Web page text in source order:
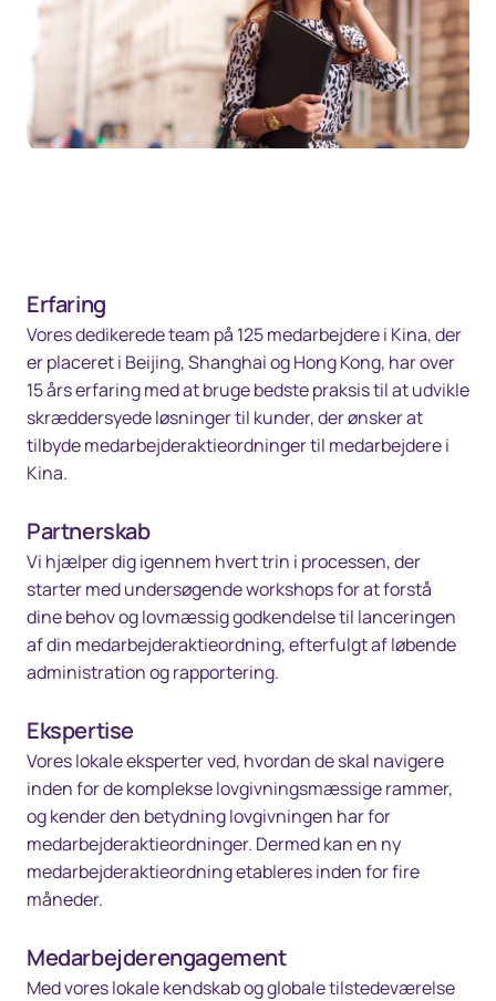
Erfaring
Vores dedikerede team på 125 medarbejdere i Kina, der
er placeret i Beijing, Shanghai og Hong Kong, har over
15 års erfaring med at bruge bedste praksis til at udvikle
skræddersyede løsninger til kunder, der ønsker at
tilbyde medarbejderaktieordninger til medarbejdere i
Kina.
Partnerskab
Vi hjælper dig igennem hvert trin i processen, der
starter med undersøgende workshops for at forstå
dine behov og lovmæssig godkendelse til lanceringen
af din medarbejderaktieordning, efterfulgt af løbende
administration og rapportering.
Ekspertise
Vores lokale eksperter ved, hvordan de skal navigere
inden for de komplekse lovgivningsmæssige rammer,
og kender den betydning lovgivningen har for
medarbejderaktieordninger. Dermed kan en ny
medarbejderaktieordning etableres inden for fire
måneder.
Medarbejderengagement
Med vores lokale kendskab og globale tilstedeværelse